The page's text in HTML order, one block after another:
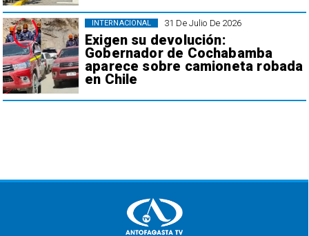
31 De Julio De 2026
Exigen su devolución:
Gobernador de Cochabamba
aparece sobre camioneta robada
en Chile
INTERNACIONAL